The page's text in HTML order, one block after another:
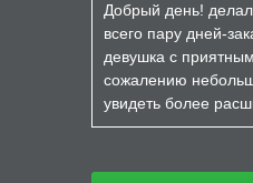
Добрый день!
всего пару дней-
девушка с
сожалению
увидеть более